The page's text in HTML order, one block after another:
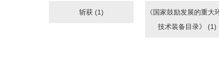
斩获 (1)
《国家鼓励发展的重大
技术装备目录》 (1)